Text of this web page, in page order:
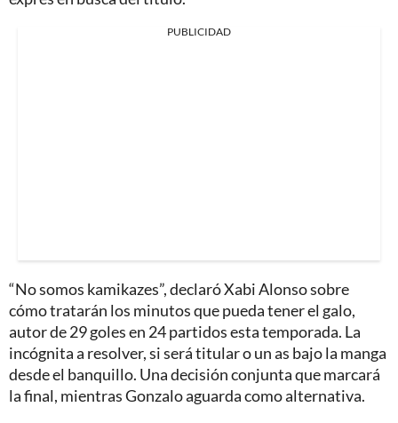
PUBLICIDAD
“No somos kamikazes”, declaró Xabi Alonso sobre
cómo tratarán los minutos que pueda tener el galo,
autor de 29 goles en 24 partidos esta temporada. La
incógnita a resolver, si será titular o un as bajo la manga
desde el banquillo. Una decisión conjunta que marcará
la final, mientras Gonzalo aguarda como alternativa.